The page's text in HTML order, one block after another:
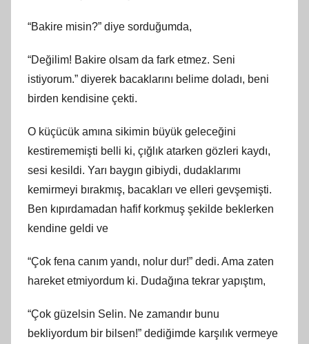
“Bakire misin?” diye sorduğumda,
“Değilim! Bakire olsam da fark etmez. Seni
istiyorum.” diyerek bacaklarını belime doladı, beni
birden kendisine çekti.
O küçücük amına sikimin büyük geleceğini
kestirememişti belli ki, çığlık atarken gözleri kaydı,
sesi kesildi. Yarı baygın gibiydi, dudaklarımı
kemirmeyi bırakmış, bacakları ve elleri gevşemişti.
Ben kıpırdamadan hafif korkmuş şekilde beklerken
kendine geldi ve
“Çok fena canım yandı, nolur dur!” dedi. Ama zaten
hareket etmiyordum ki. Dudağına tekrar yapıştım,
“Çok güzelsin Selin. Ne zamandır bunu
bekliyordum bir bilsen!” dediğimde karşılık vermeye